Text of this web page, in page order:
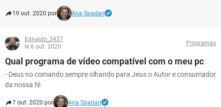
19 out. 2020 por Ana Spadari
Ednaldo_3437
le 6 out. 2020
Programas
Qual programa de vídeo compatível com o meu pc
- Deus no comando sempre olhando para Jeus o Autor e consumador
da nossa fé
7 out. 2020 por Ana Spadari